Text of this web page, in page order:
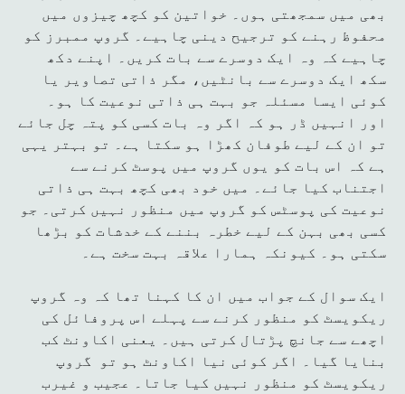
بھی میں سمجھتی ہوں۔ خواتین کو کچھ چیزوں میں
محفوظ رہنے کو ترجیح دینی چاہیے۔ گروپ ممبرز کو
چاہیے کہ وہ ایک دوسرے سے بات کریں۔ اپنے دکھ
سکھ ایک دوسرے سے بانٹیں، مگر ذاتی تصاویر یا
کوئی ایسا مسئلہ جو بہت ہی ذاتی نوعیت کا ہو۔
اور انہیں ڈر ہو کہ اگر وہ بات کسی کو پتہ چل جائے
تو ان کے لیے طوفان کھڑا ہو سکتا ہے۔ تو بہتر یہی
ہے کہ اس بات کو یوں گروپ میں پوسٹ کرنے سے
اجتناب کیا جائے۔ میں خود بھی کچھ بہت ہی ذاتی
نوعیت کی پوسٹس کو گروپ میں منظور نہیں کرتی۔ جو
کسی بھی بہن کے لیے خطرہ بننے کے خدشات کو بڑھا
سکتی ہو۔ کیونکہ ہمارا علاقہ بہت سخت ہے۔
ایک سوال کے جواب میں ان کا کہنا تھا کہ وہ گروپ
ریکویسٹ کو منظور کرنے سے پہلے اس پروفائل کی
اچھے سے جانچ پڑتال کرتی ہیں۔ یعنی اکاونٹ کب
بنایا گیا۔ اگر کوئی نیا اکاونٹ ہو تو گروپ
ریکویسٹ کو منظور نہیں کیا جاتا۔ عجیب و غیرب